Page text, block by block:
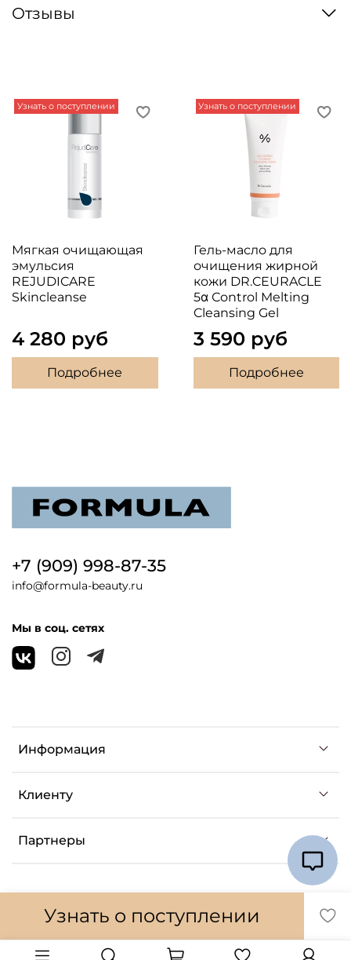
Узнать о поступлении
Отзывы
Узнать о поступлении
Мягкая очищающая
эмульсия
REJUDICARE
Skincleanse
4 280 руб
Подробнее
Узнать о поступлении
Гель-масло для
очищения жирной
кожи DR.CEURACLE
5α Сontrol Melting
Cleansing Gel
3 590 руб
Подробнее
Информация
Клиенту
Партнеры
+7 (909) 998-87-35
info@formula-beauty.ru
Мы в соц. сетях